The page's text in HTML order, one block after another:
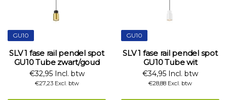
GU10
SLV 1 fase rail pendel spot
GU10 Tube zwart/goud
€32,95 Incl. btw
€27,23 Excl. btw
GU10
SLV 1 fase rail pendel spot
GU10 Tube wit
€34,95 Incl. btw
€28,88 Excl. btw